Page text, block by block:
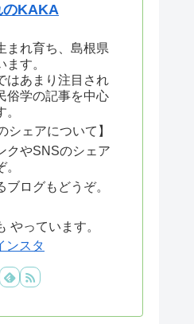
のKAKA
まれ育ち、島根県
す。
はあまり注目され
俗学の記事を中心
シェアについて】
クやSNSのシェア
ログもどうぞ。
やっています。
ンスタ